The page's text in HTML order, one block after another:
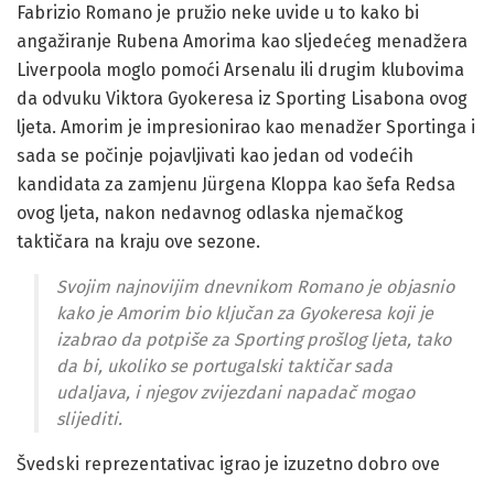
Fabrizio Romano je pružio neke uvide u to kako bi
angažiranje Rubena Amorima kao sljedećeg menadžera
Liverpoola moglo pomoći Arsenalu ili drugim klubovima
da odvuku Viktora Gyokeresa iz Sporting Lisabona ovog
ljeta. Amorim je impresionirao kao menadžer Sportinga i
sada se počinje pojavljivati kao jedan od vodećih
kandidata za zamjenu Jürgena Kloppa kao šefa Redsa
ovog ljeta, nakon nedavnog odlaska njemačkog
taktičara na kraju ove sezone.
Svojim najnovijim dnevnikom Romano je objasnio
kako je Amorim bio ključan za Gyokeresa koji je
izabrao da potpiše za Sporting prošlog ljeta, tako
da bi, ukoliko se portugalski taktičar sada
udaljava, i njegov zvijezdani napadač mogao
slijediti.
Švedski reprezentativac igrao je izuzetno dobro ove